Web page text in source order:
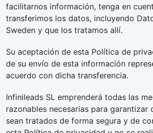
facilitarnos información, tenga en
transferimos los datos, incluyendo
Sweden y que los tratamos allí.
Su aceptación de esta Política de
de su envío de esta información
acuerdo con dicha transferencia.
Infinileads SL emprenderá todas las
razonables necesarias para garantizar
sean tratados de forma segura y de